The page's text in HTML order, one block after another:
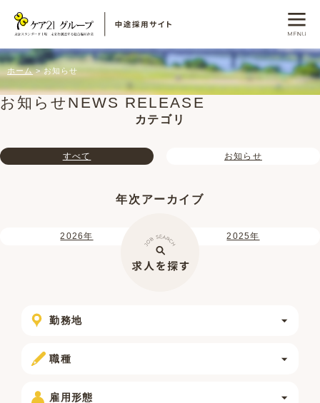
お知らせ NEWS RELEASE
ホーム お知らせ
カテゴリ
すべて お知らせ
年次アーカイブ
2026年 2025年
勤務地
職種
雇用形態